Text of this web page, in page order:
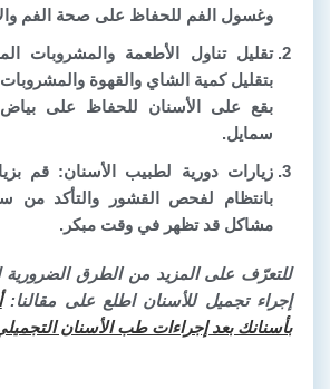
وغسول الفم للحفاظ على صحة الفم
تقليل تناول الأطعمة والمشروبات
بتقليل كمية الشاي والقهوة
بقع على الأسنان للحفاظ على بياض
سمايل.
زيارات دورية لطبيب الأسنان: قم
بانتظام لفحص القشور والتأكد من
مشاكل قد تظهر في وقت مبكر.
للتعرّف على المزيد من الطرق الضرورية
إجراء تجميل للأسنان اطلع على مقالنا:
بأسنانك بعد إجراءات طب الأسنان